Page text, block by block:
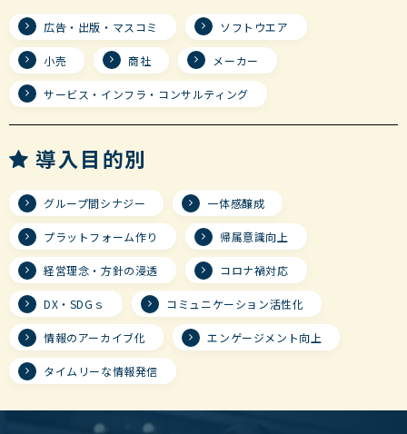
広告・出版・マスコミ ソフトウエア
小売 商社 メーカー
サービス・インフラ・コンサルティング
導入目的別
グループ間シナジー 一体感醸成
プラットフォーム作り 帰属意識向上
経営理念・方針の浸透 コロナ禍対応
DX・SDGｓ コミュニケーション活性化
情報のアーカイブ化 エンゲージメント向上
タイムリーな情報発信